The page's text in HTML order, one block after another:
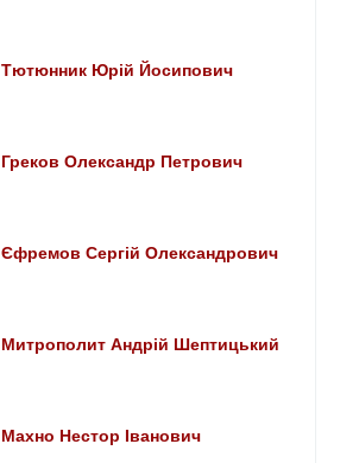
Тютюнник Юрій Йосипович
Греков Олександр Петрович
Єфремов Сергій Олександрович
Митрополит Андрій Шептицький
Махно Нестор Іванович